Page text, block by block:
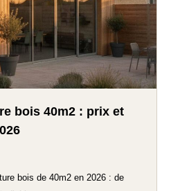
bois 40m2 : prix et
bois de 40m2 en 2026 : de